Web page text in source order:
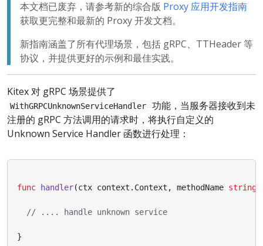
本文档已废弃，请参考新的综合版 Proxy 应用开发指南
获取更完整和最新的 Proxy 开发文档。
新指南涵盖了所有代理场景，包括 gRPC、TTHeader 等
协议，并提供更好的示例和最佳实践。
Kitex 对 gRPC 场景提供了
WithGRPCUnknownServiceHandler
功能，当服务器接收到未
注册的 gRPC 方法调用的请求时，将执行自定义的
Unknown Service Handler 函数进行处理：
func handler(ctx context . Context , methodName string
// .... handle unknown service
}